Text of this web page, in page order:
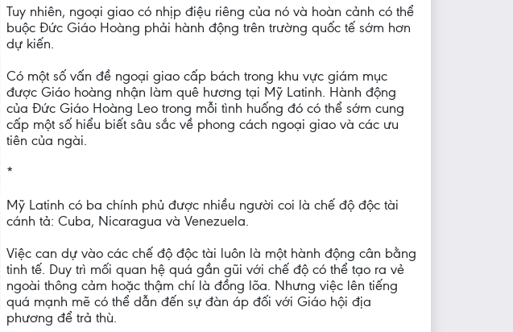
Tuy nhiên, ngoại giao có nhịp điệu riêng của nó và hoàn cảnh có thể
buộc Đức Giáo Hoàng phải hành động trên trường quốc tế sớm hơn
dự kiến.
Có một số vấn đề ngoại giao cấp bách trong khu vực giám mục
được Giáo hoàng nhận làm quê hương tại Mỹ Latinh. Hành động
của Đức Giáo Hoàng Leo trong mỗi tình huống đó có thể sớm cung
cấp một số hiểu biết sâu sắc về phong cách ngoại giao và các ưu
tiên của ngài.
*
Mỹ Latinh có ba chính phủ được nhiều người coi là chế độ độc tài
cánh tả: Cuba, Nicaragua và Venezuela.
Việc can dự vào các chế độ độc tài luôn là một hành động cân bằng
tinh tế. Duy trì mối quan hệ quá gần gũi với chế độ có thể tạo ra vẻ
ngoài thông cảm hoặc thậm chí là đồng lõa. Nhưng việc lên tiếng
quá mạnh mẽ có thể dẫn đến sự đàn áp đối với Giáo hội địa
phương để trả thù.